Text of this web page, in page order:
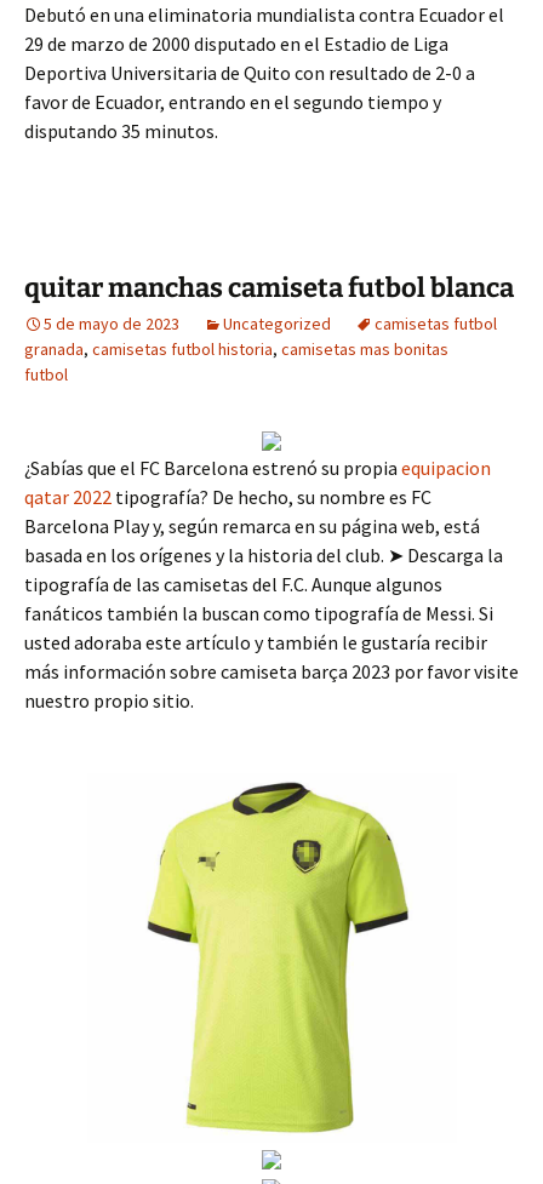
Debutó en una eliminatoria mundialista contra Ecuador el
29 de marzo de 2000 disputado en el Estadio de Liga
Deportiva Universitaria de Quito con resultado de 2-0 a
favor de Ecuador, entrando en el segundo tiempo y
disputando 35 minutos.
quitar manchas camiseta futbol blanca
5 de mayo de 2023 Uncategorized
camisetas futbol
granada, camisetas futbol historia, camisetas mas bonitas
futbol
¿Sabías que el FC Barcelona estrenó su propia equipacion
qatar 2022 tipografía? De hecho, su nombre es FC
Barcelona Play y, según remarca en su página web, está
basada en los orígenes y la historia del club. ➤ Descarga la
tipografía de las camisetas del F.C. Aunque algunos
fanáticos también la buscan como tipografía de Messi. Si
usted adoraba este artículo y también le gustaría recibir
más información sobre camiseta barça 2023 por favor visite
nuestro propio sitio.